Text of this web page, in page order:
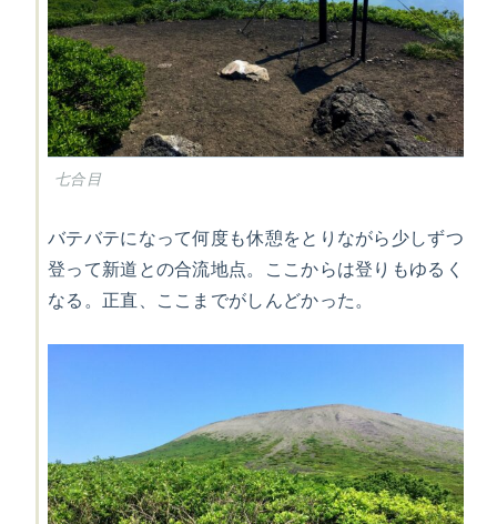
七合目
バテバテになって何度も休憩をとりながら少しずつ
登って新道との合流地点。ここからは登りもゆるく
なる。正直、ここまでがしんどかった。